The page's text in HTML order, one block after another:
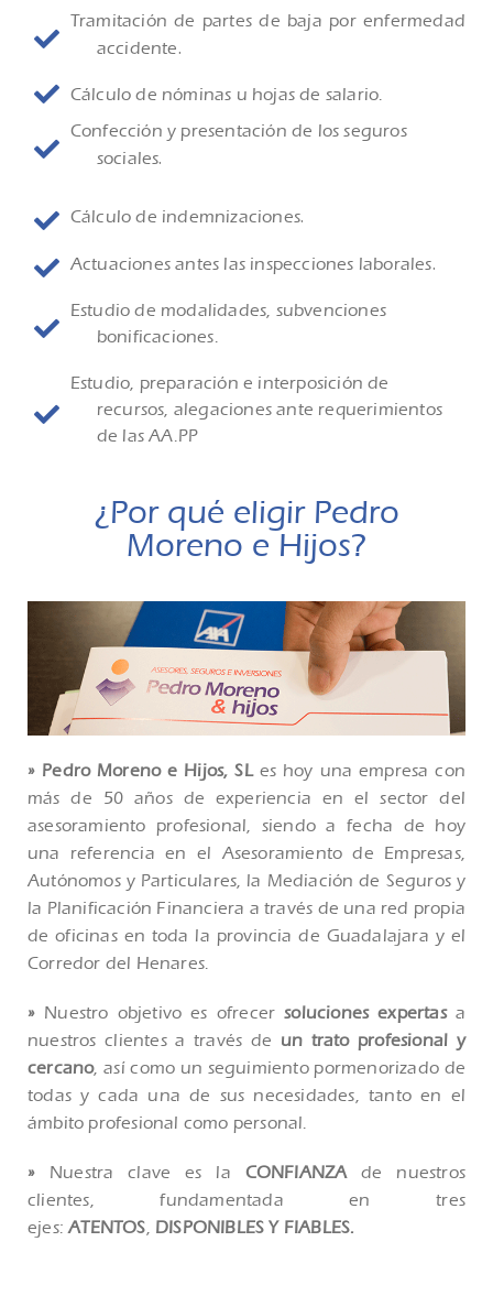
Tramitación de partes de baja por enfermedad
accidente.
Cálculo de nóminas u hojas de salario.
Confección y presentación de los seguros
sociales.
Cálculo de indemnizaciones.
Actuaciones antes las inspecciones laborales.
Estudio de modalidades, subvenciones
bonificaciones.
Estudio, preparación e interposición de
recursos, alegaciones ante requerimientos
de las AA.PP
¿Por qué eligir Pedro
Moreno e Hijos?
» Pedro Moreno e Hijos, SLes hoy una empresa con
más de 50 años de experiencia en el sector del
asesoramiento profesional, siendo a fecha de hoy
una referencia en el Asesoramiento de Empresas,
Autónomos y Particulares, la Mediación de Seguros y
la Planificación Financiera a través de una red propia
de oficinas en toda la provincia de Guadalajara y el
Corredor del Henares.
» Nuestro objetivo es ofrecersoluciones expertasa
nuestros clientes a través de un trato profesional y
cercano, así como un seguimiento pormenorizado de
todas y cada una de sus necesidades, tanto en el
ámbito profesional como personal.
» Nuestra clave es la CONFIANZAde nuestros
clientes, fundamentada en tres
ejes:ATENTOS, DISPONIBLES Y FIABLES.